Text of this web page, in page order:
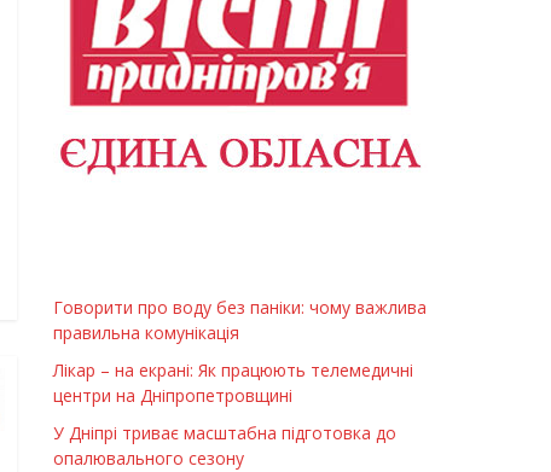
Говорити про воду без паніки: чому важлива
правильна комунікація
Лікар – на екрані: Як працюють телемедичні
центри на Дніпропетровщині
У Дніпрі триває масштабна підготовка до
опалювального сезону